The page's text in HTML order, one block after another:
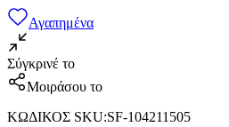
Αγαπημένα
Σύγκρινέ το
Μοιράσου το
ΚΩΔΙΚΟΣ SKU:SF-104211505